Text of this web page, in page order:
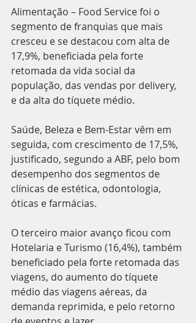
Alimentação – Food Service foi o
segmento de franquias que mais
cresceu e se destacou com alta de
17,9%, beneficiada pela forte
retomada da vida social da
população, das vendas por delivery,
e da alta do tíquete médio.
Saúde, Beleza e Bem-Estar vêm em
seguida, com crescimento de 17,5%,
justificado, segundo a ABF, pelo bom
desempenho dos segmentos de
clínicas de estética, odontologia,
óticas e farmácias.
O terceiro maior avanço ficou com
Hotelaria e Turismo (16,4%), também
beneficiado pela forte retomada das
viagens, do aumento do tíquete
médio das viagens aéreas, da
demanda reprimida, e pelo retorno